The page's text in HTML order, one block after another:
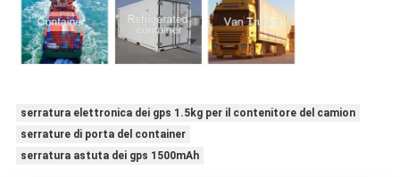
serratura elettronica dei gps 1.5kg per il contenitore del camion
serrature di porta del container
serratura astuta dei gps 1500mAh